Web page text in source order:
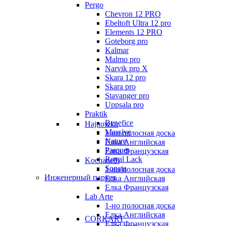
Pergo
Chevron 12 PRO
Ebeltoft Ultra 12 pro
Elements 12 PRO
Goteborg pro
Kalmar
Malmo pro
Narvik pro X
Skara 12 pro
Skara pro
Stavanger pro
Uppsala pro
Praktik
Benefice
Massive
Nature
Parquet
Royal Lack
Sonata
Инженерный паркет
Hajnowka
1-но полосная доска
Елка Английская
Елка Французская
Kochanelli
1-но полосная доска
Елка Английская
Елка Французская
Lab Arte
1-но полосная доска
Елка Английская
Елка Французская
CORKART